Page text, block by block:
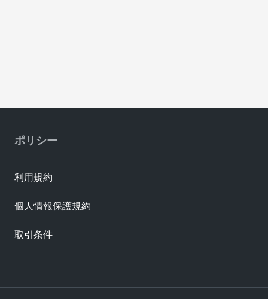
ポリシー
利用規約
個人情報保護規約
取引条件